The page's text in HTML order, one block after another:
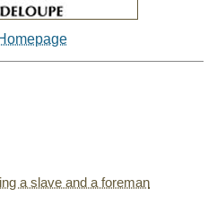
a slave and a foreman